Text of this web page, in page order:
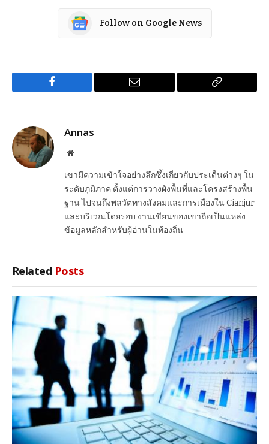
Follow on Google News
Facebook Email
Copy
Annas
Website
เขามีความเข้าใจอย่างลึกซึ้งเกี่ยวกับประเด็นต่างๆ ใน
ระดับภูมิภาค ตั้งแต่การวางผังพื้นที่และโครงสร้างพื้น
ฐาน ไปจนถึงพลวัตทางสังคมและการเมืองใน Cianjur
และบริเวณโดยรอบ งานเขียนของเขาถือเป็นแหล่ง
ข้อมูลหลักสำหรับผู้อ่านในท้องถิ่น
Related Posts